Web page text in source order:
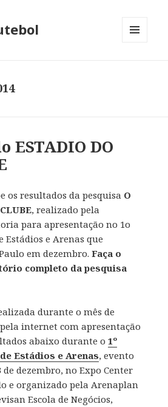
ESTADIO DO
os resultados da pesquisa O
, realizado pela
para apresentação no 1o
Estádios e Arenas que
em dezembro.Faça o
completo da pesquisa
durante o mês de
internet com apresentação
abaixo durante o1º
Estádios e Arenas, evento
dezembro, no Expo Center
e organizado pela Arenaplan
Escola de Negócios,